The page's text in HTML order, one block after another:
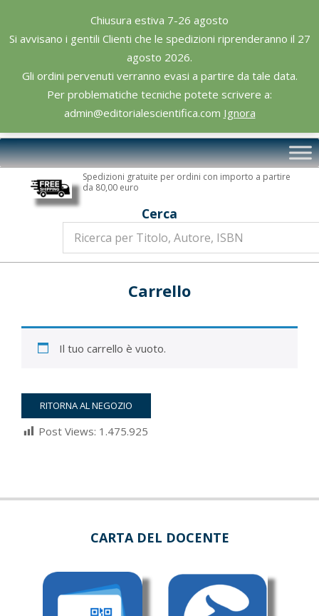
Chiusura estiva 7-26 agosto
Si avvisano i gentili Clienti che le spedizioni riprenderanno il 27
agosto 2026.
Gli ordini pervenuti verranno evasi a partire da tale data.
Per problematiche tecniche potete scrivere a:
admin@editorialescientifica.com Ignora
content
Editoriale
Scientifica
Primary
Navigation
Spedizioni gratuite per ordini con importo a partire
da 80,00 euro
Cerca
Carrello
Il tuo carrello è vuoto.
RITORNA AL NEGOZIO
Post Views: 1.475.925
03-
CARTA DEL DOCENTE